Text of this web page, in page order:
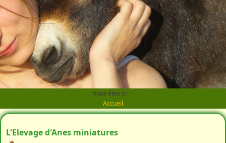
Vous êtes ici :
Accueil
L'Elevage d'Anes miniatures